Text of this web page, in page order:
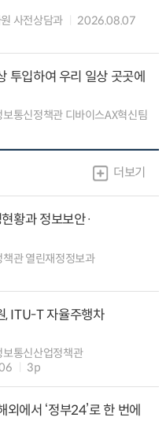
사전상담과
2026.08.07
투입하여 우리 일상 곳곳에
통신정책관 디바이스AX혁신팀
더보기
황과 정보보안·
관 열린재정정보과
, ITU-T 자율주행차
통신산업정책관
3p
에서 ‘정부24’로 한 번에